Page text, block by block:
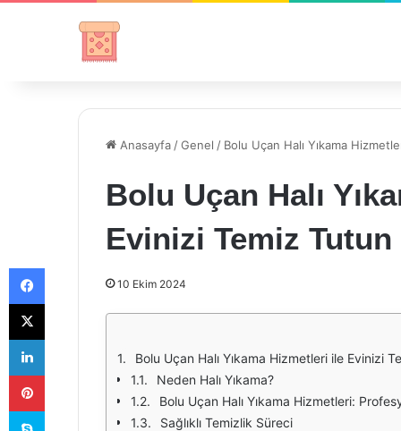
Anasayfa /Genel / Bolu Uçan Halı Yıkama
Bolu Uçan Halı
Evinizi Temiz Tutun
10 Ekim 2024
Bolu Uçan Halı Yıkama Hizmetleri ile Evinizi
Neden Halı Yıkama?
Bolu Uçan Halı Yıkama Hizmetleri:
Sağlıklı Temizlik Süreci
Facebook
X
LinkedIn
Pinterest
Skype